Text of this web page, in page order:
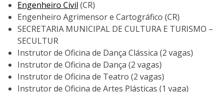
Engenheiro Civil (CR)
Engenheiro Agrimensor e Cartográfico (CR)
SECRETARIA MUNICIPAL DE CULTURA E TURISMO –
SECULTUR
Instrutor de Oficina de Dança Clássica (2 vagas)
Instrutor de Oficina de Dança (2 vagas)
Instrutor de Oficina de Teatro (2 vagas)
Instrutor de Oficina de Artes Plásticas (1 vaga)